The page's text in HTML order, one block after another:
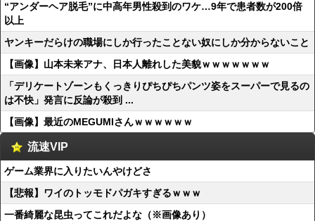
“アンダーヘア脱毛”に中高年男性殺到のワケ…9年で患者数が200倍
以上
ヤンキーだらけの職場にしか行ったことない奴にしか分からないこと
【画像】山本未来アナ、日本人離れした美貌ｗｗｗｗｗｗｗ
「デリケートゾーンもくっきりぴちぴちパンツ姿をスーパーで見るの
は不快」発言に反論が殺到 ...
【画像】最近のMEGUMIさんｗｗｗｗｗｗ
流速VIP
ゲーム業界に入りたいんやけどさ
【悲報】ワイのトッモドパガキすぎるｗｗｗ
一番綺麗な昆虫ってこれだよな（※画像あり）